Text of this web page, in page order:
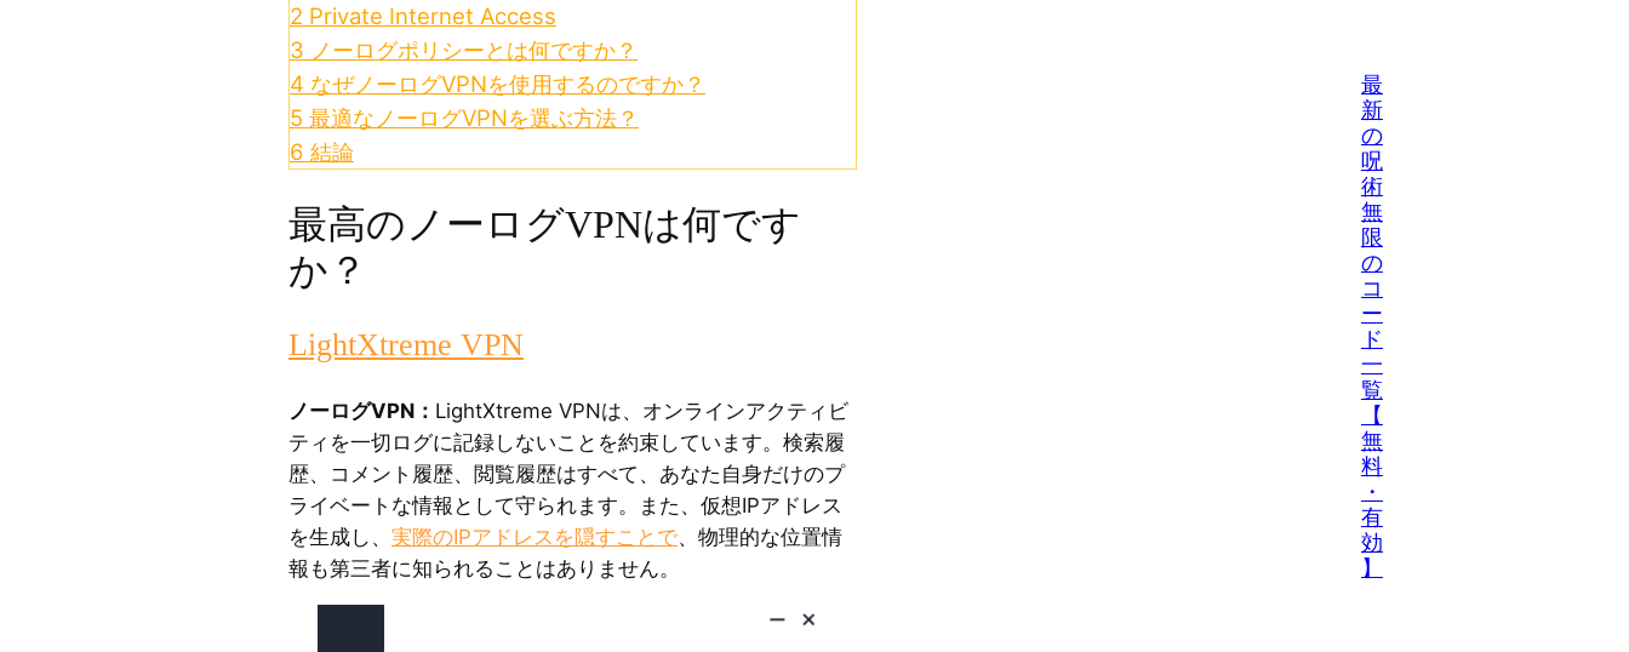
2 Private Internet Access
3 ノーログポリシーとは何ですか？
4 なぜノーログVPNを使用するのですか？
5 最適なノーログVPNを選ぶ方法？
6 結論
最高のノーログVPNは何です
か？
LightXtreme VPN
ノーログVPN： LightXtreme VPNは、オンラインアクティビ
ティを一切ログに記録しないことを約束しています。検索履
歴、コメント履歴、閲覧履歴はすべて、あなた自身だけのプ
ライベートな情報として守られます。また、仮想IPアドレス
を生成し、 実際のIPアドレスを隠すことで、物理的な位置情
報も第三者に知られることはありません。
最
新
の
呪
術
無
限
の
コ
ー
ド
一
覧
【
無
料
・
有
効
】